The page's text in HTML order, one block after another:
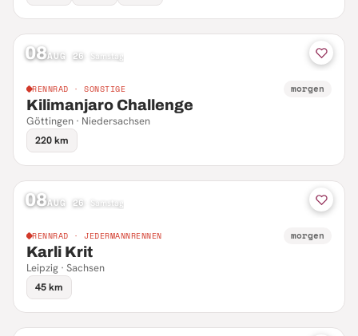
08AUG 26 Samstag
RENNRAD · SONSTIGE morgen
Kilimanjaro Challenge
Göttingen · Niedersachsen
220 km
08AUG 26 Samstag
RENNRAD · JEDERMANNRENNEN morgen
Karli Krit
Leipzig · Sachsen
45 km